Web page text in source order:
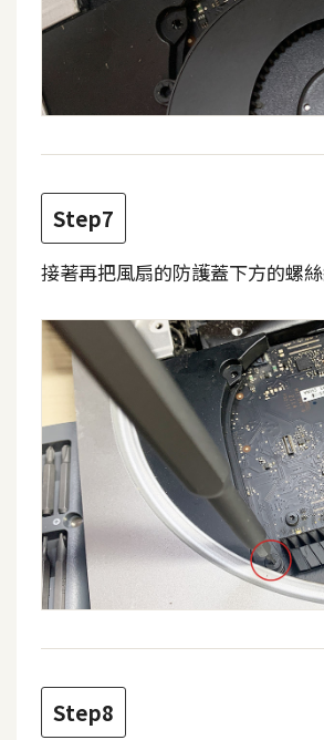
費
間
網
頁
設
計
端
H
M
L
/
C
S
S
J
a
Step7
接著再把風扇的防護蓋下方的螺絲
Step8